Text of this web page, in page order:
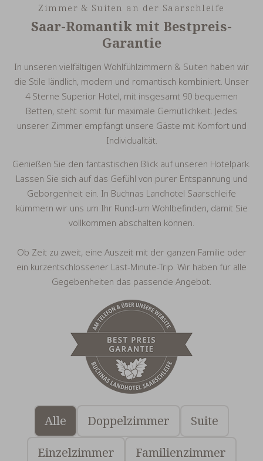
Zimmer & Suiten an der Saarschleife
Saar-Romantik mit Bestpreis-
Garantie
In unseren vielfältigen Wohlfühlzimmern & Suiten haben wir
die Stile ländlich, modern und romantisch kombiniert. Unser
4 Sterne Superior Hotel, mit insgesamt 90 bequemen
Betten, steht somit für maximale Gemütlichkeit. Jedes
unserer Zimmer empfängt unsere Gäste mit Komfort und
Individualität.
Genießen Sie den fantastischen Blick auf unseren Hotelpark.
Lassen Sie sich auf das Gefühl von purer Entspannung und
Geborgenheit ein. In Buchnas Landhotel Saarschleife
kümmern wir uns um Ihr Rund-um Wohlbefinden, damit Sie
vollkommen abschalten können.
Ob Zeit zu zweit, eine Auszeit mit der ganzen Familie oder
ein kurzentschlossener Last-Minute-Trip. Wir haben für alle
Gegebenheiten das passende Angebot.
Alle Doppelzimmer
Suite
Einzelzimmer
Familienzimmer